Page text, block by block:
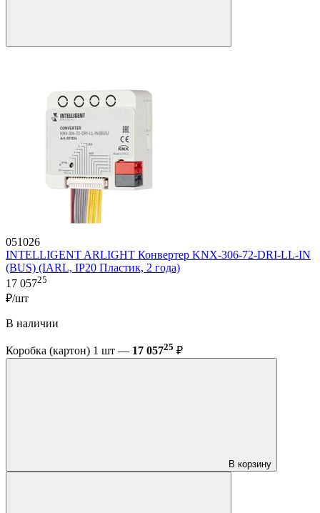
051026
INTELLIGENT ARLIGHT Конвертер KNX-306-72-DRI-LL-IN
(BUS) (IARL, IP20 Пластик, 2 года)
17 05725
₽/шт
В наличии
Коробка (картон) 1 шт — 17 05725 ₽
В корзину